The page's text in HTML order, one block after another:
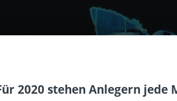
2020 stehen Anlegern jede